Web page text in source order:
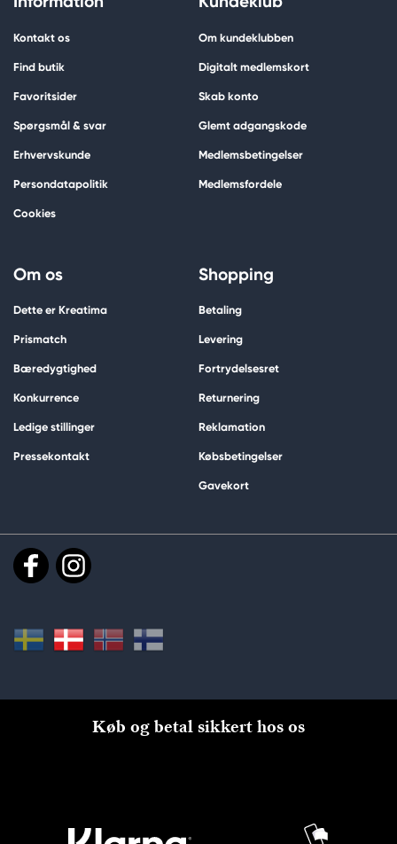
Kontakt os
Find butik
Favoritsider
Spørgsmål & svar
Erhvervskunde
Persondatapolitik
Cookies
Om kundeklubben
Digitalt medlemskort
Skab konto
Glemt adgangskode
Medlemsbetingelser
Medlemsfordele
Om os
Dette er Kreatima
Prismatch
Bæredygtighed
Konkurrence
Ledige stillinger
Pressekontakt
Shopping
Betaling
Levering
Fortrydelsesret
Returnering
Reklamation
Købsbetingelser
Gavekort
Køb og betal sikkert hos os